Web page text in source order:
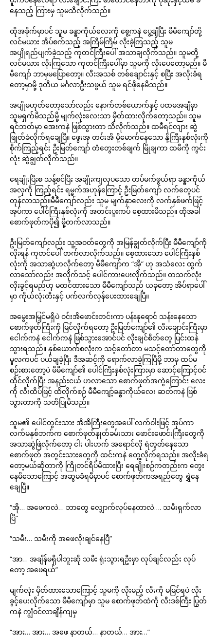
နေသည့် ကြားမှ သူမသိလိုက်သည်။
ထိုအခိုက်မှာပင် သူမ ခန္ဓာကိုယ်လေးကို စွေ့ကနဲ ပွေ့ချီပြီး မီမီကျော်တို့
လင်မယား အိပ်စက်သည့် အကြိမ်ကြိမ် လိုးခဲ့ကြသည့် သူမ
အပျိုရည်ပျက်ခဲ့သည့် ကုတင်ကြီးပေါ် အသာချလိုက်သည်။ သူမတို့
လင်မယား လိုးကြသော ကုတင်ကြီးပေါ်မှာ သူမကို လိုးပေတော့မည်။ မီ
မီကျော် ဘာမှမပြောတော့။ လီးအသစ် တစ်ချောင်းနှင့် စပြီး အလိုးခံရ
တော့မှာမို့ ဒုတိယ မင်္ဂလာဦးသဖွယ် သူမ ရင်ဖိုနေမိသည်။
အပျိုမဟုတ်တော့သော်လည်း နောက်တစ်ယောက်နှင့် ပထမအချီမှာ
သူမရှက်မိသည်မို့ မျက်လုံးလေးသာ မှိတ်ထားလိုက်တော့သည်။ သူမ
ရင်ဘတ်မှာ အေးကနဲ ဖြစ်သွားတာ သိလိုက်သည်။ ထမီရင်လျား ဆွဲ
ဖြုတ်ခံလိုက်ရချေပြီ။ ဖွေးအု တင်းအိ မို့မောက်နေသော နို့ကြီးနှစ်လုံးကို
စိုက်ကြည့်ရင်း ဦးမြတ်ကျော် တံတွေးတစ်ချက် မြိုချကာ ထမီကို ကွင်း
လုံး ဆွဲချွတ်လိုက်သည်။
ရေချိုးပြီးစ သန့်စင်ပြီး အချိုးကျလှပသော တပ်မက်ဖွယ်ရာ ခန္ဓာကိုယ်
အလှကို ကြည့်ရင်း ရမ္မက်အဟုန်ကြောင့် ဦးမြတ်ကျော် လက်တွေပင်
တုန်လာသည်။မီမီကျော်လည်း သူမ မျက်နှာလေးကို လက်နှစ်ဖက်ဖြင့်
အုပ်ကာ ပေါင်ကြီးနှစ်လုံးကို အတင်းပူးကပ် စေ့ထားမိသည်။ ထိုအခါ
စောက်ဖုတ်ကပို၍ မို့တက်လာသည်။
ဦးမြတ်ကျော်လည်း သူ့အဝတ်တွေကို အမြန်ချွတ်လိုက်ပြီး မီမီကျော်ကို
လိုးရန် ကုတင်ပေါ် တက်လာလိုက်သည်။ စေ့ထားသော ပေါင်ကြီးနှစ်
လုံးကို အသာဆွဲဟလိုက်တော့ မီမီကျော်က “အို” ဟု အသံလေး ထွက်
လာသော်လည်း အလိုက်သင့် ပေါင်ကားပေးလိုက်သည်။ တသက်လုံး
လိုးခွင့်ရမည်ဟု မထင်ထားသော မီမီကျော်သည် ယခုတော့ အိပ်ရာပေါ်
မှာ ကိုယ်လုံးတီးနှင့် ပက်လက်လှန်ပေးထားချေပြီ။
အမွေးအမြှင်မရှိပဲ ဝင်းအိဖောင်းတင်းကာ ပန်းနုရောင် သန်းနေသော
စောက်ဖုတ်ကြီးကို မြင်လိုက်ရတော့ ဦးမြတ်ကျော်၏ လီးချောင်းကြီးမှာ
ငေါက်ကနဲ ငေါက်ကနဲ ဖြစ်သွားအောင်ပင် လိုးချင်စိတ်တွေ ပြင်းထန်
သွားရသည်။ နှစ်ယောက်စလုံးက သင့်တော်တာ မသင့်တော်တာတွေကို
မူလကပင် ပယ်ချခဲ့ပြီး ဒီအဆင့်ကို ရောက်လာခဲ့ကြပြီမို့ ဘာမှ ထပ်မ
စဉ်းစားတော့ပဲ မီမီကျော်၏ ပေါင်ကြီးနှစ်လုံးကြားမှာ ဆောင့်ကြောင့်ဝင်
ထိုင်လိုက်ပြီး အနည်းငယ် ဟလာသော စောက်ဖုတ်အကွဲကြောင်း လေး
ကို လီးထိပ်ဖြင့် ထိလိုက်စဉ် မီမီကျော့်ခန္ဓာကိုယ်လေး ဆတ်ကနဲ ဖြစ်
သွားတာကို သတိပြုမိသည်။
သူမ၏ ပေါင်တွင်းသား အိအိကြီးတွေအပေါ် လက်ဝါးဖြင့် အုပ်ကာ
လက်မနှစ်ဘက်က စောက်ဖုတ်နှုတ်ခမ်းသား ဖောင်းဖောင်းကြီးတွေကို
အသာဆွဲဖြဲလိုက်တော့ ငါး ပါးဟက် အရောင်လို ရဲတွတ်နေသော
စောက်ဖုတ် အတွင်းသားတွေကို ထင်းကနဲ တွေ့လိုက်ရသည်။ အလိုးခံရ
တော့မယ်ဆိုတာကို ကြိုတင်ရိပ်မိထားပြီး ရေချိုးစဉ်ကတည်းက တွေး
နေမိသောကြောင့် အဆွမခံရမီမှာပင် စောက်ဖုတ်ကအရည်တွေ ရွှဲနေ
ချေပြီ။
“အို… အဖေကလဲ… ဘာတွေ လျှောက်လုပ်နေတာလဲ…. သမီးရှက်လာ
ပြီ”
“သမီး… သမီးကို အဖေလိုးချင်နေပြီ”
“အာ… အချိန်မရှိပါဘူးဆို သမီး ရုံးသွားရဦးမှာ လုပ်ချင်လည်း လုပ်
တော့ အဖေရယ်”
မျက်လုံး မှိတ်ထားသောကြောင့် သူမကို လိုးမည့် လီးကို မမြင်ရပဲ လိုး
ခွင့်ပေးလိုက်သော မီမီကျော်မှာ သူမ စောက်ဖုတ်ထဲကို လီးဒစ်ကြီး ပြွတ်
ကနဲ ကျွံဝင်လာချိန်ကျမှ
“အား… အား… အဖေ နာတယ်… နာတယ်… အား…”